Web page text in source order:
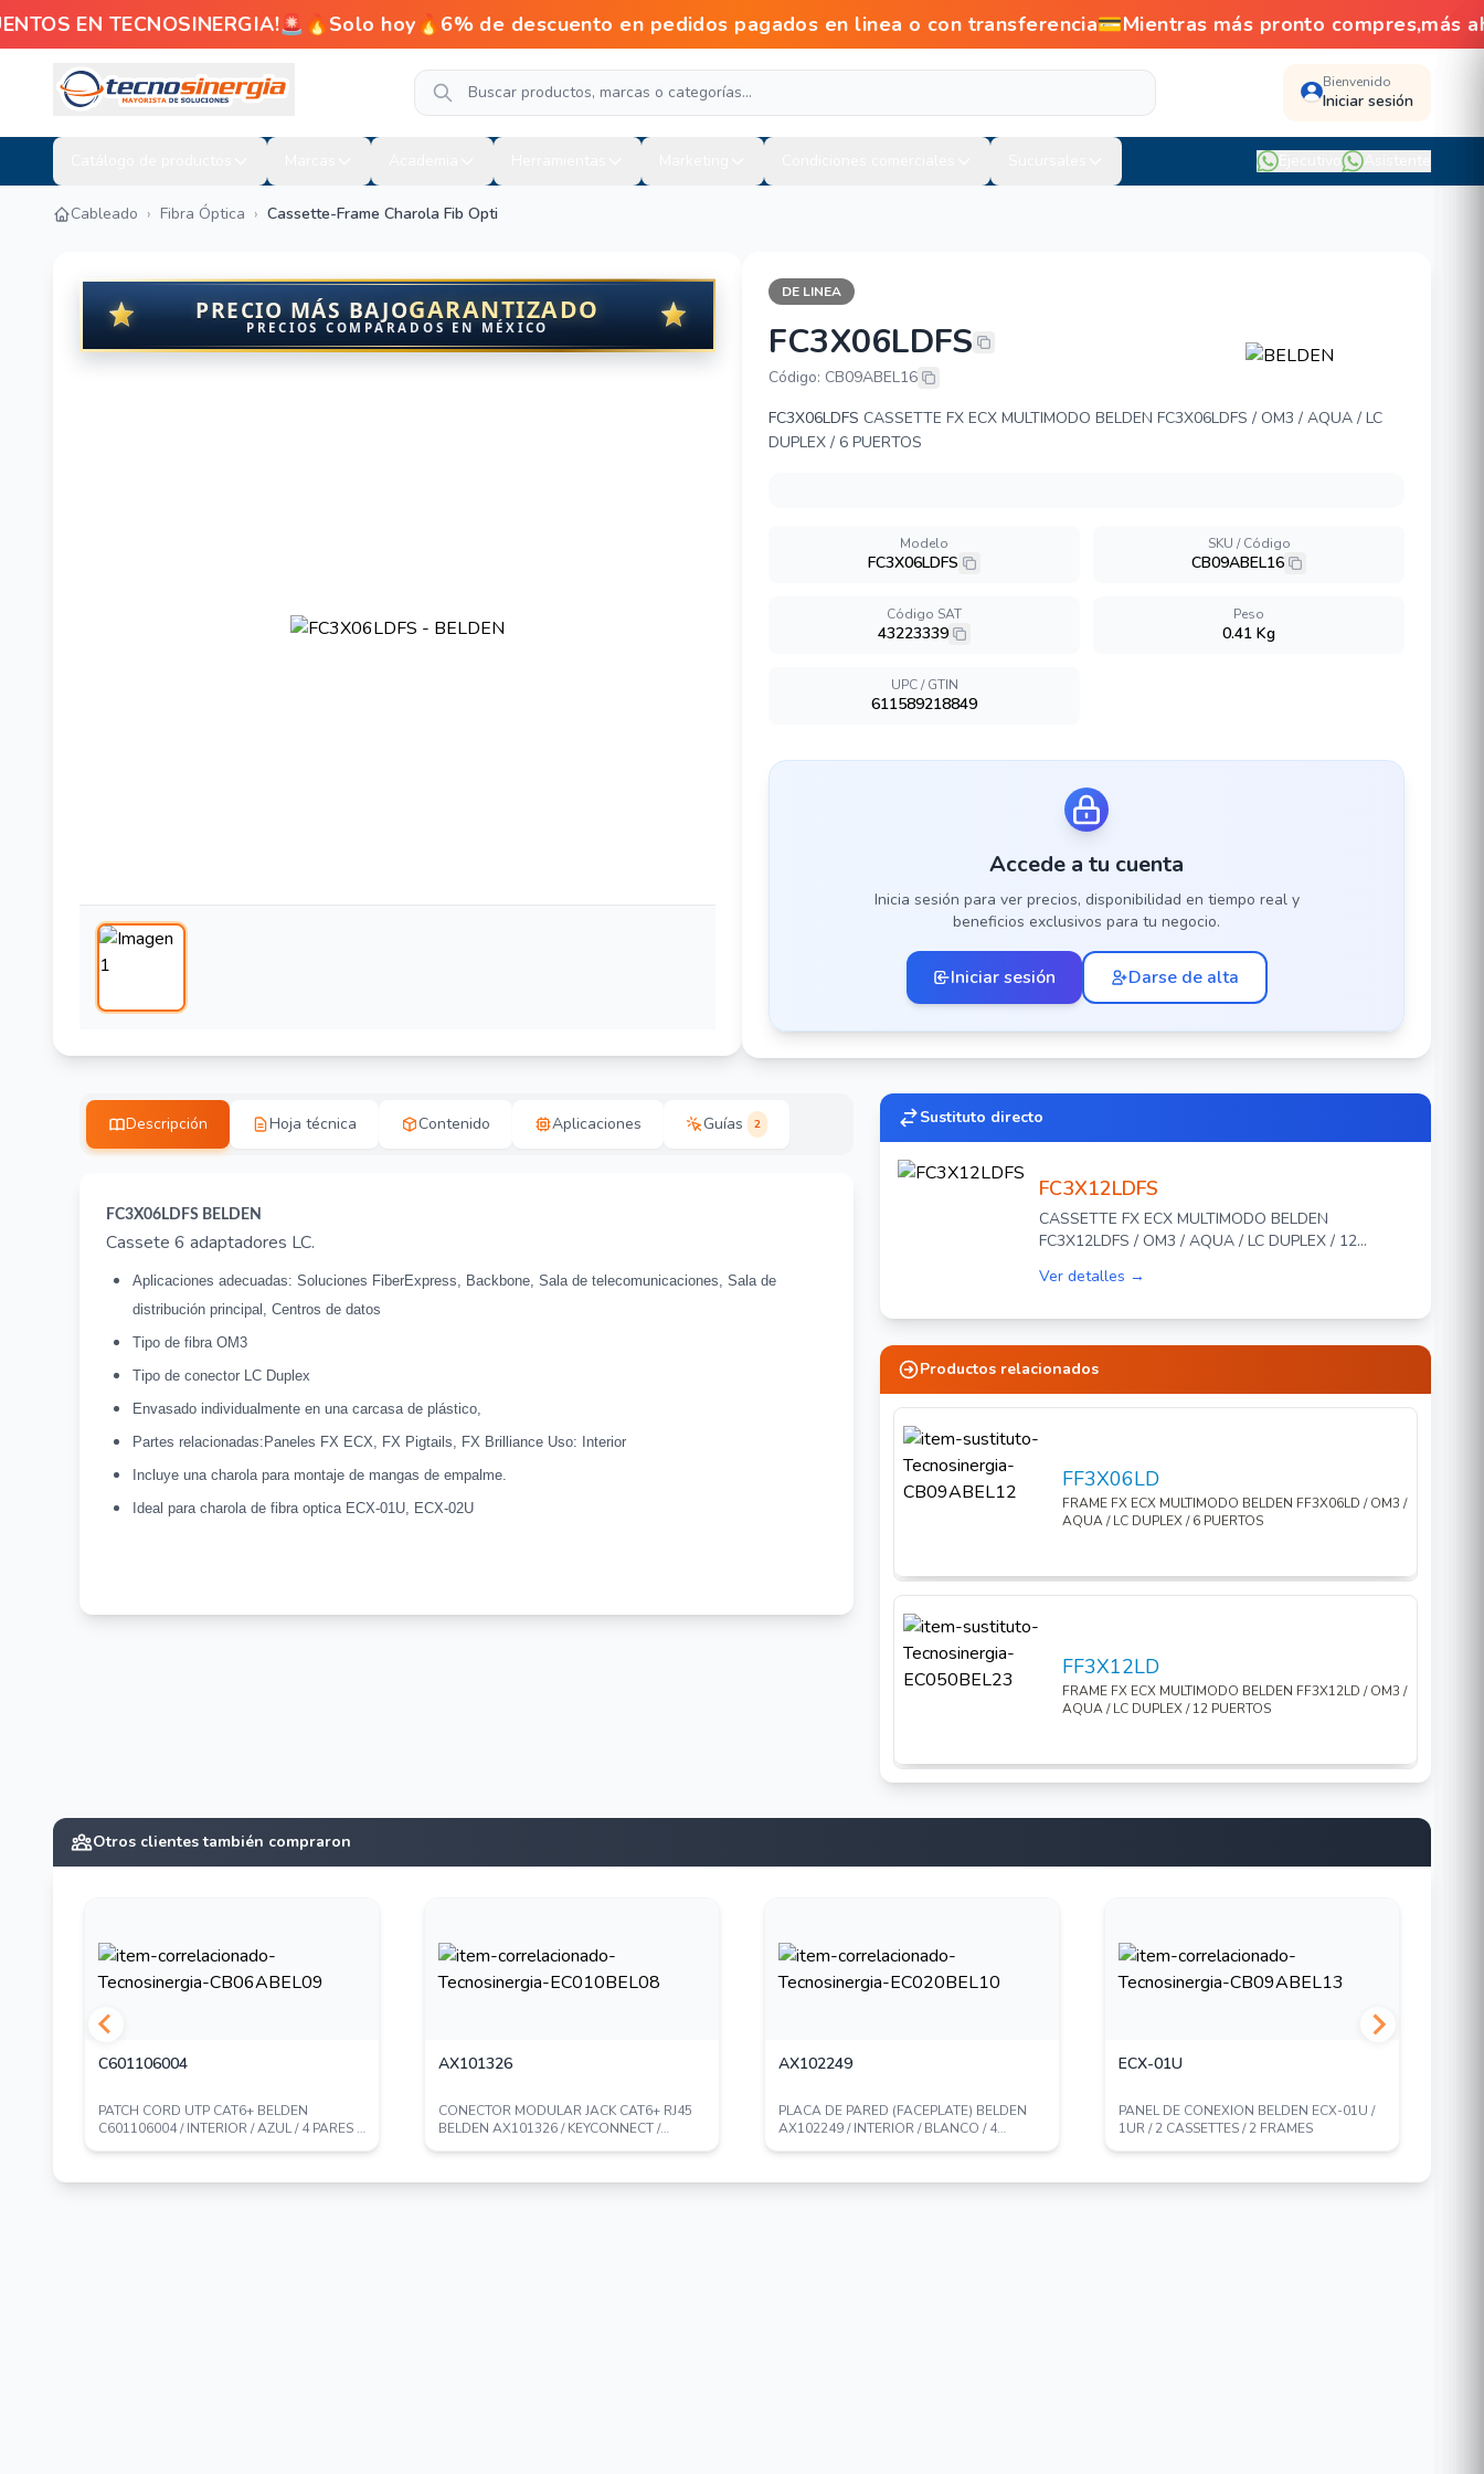
EN TECNOSINERGIA!🚨🔥Solo hoy🔥6% de descuento en pedidos pagados en linea o con transferencia💳Mientras más pronto compres,más
Bienvenido
Iniciar sesión
Cableado › Fibra Óptica › Cassette-Frame Charola Fib Opti
PRECIO MÁS BAJOGARANTIZADO
PRECIOS COMPARADOS EN MÉXICO
DE LINEA
BELDEN FC3X06LDFS
FC3X06LDFS
Código: CB09ABEL16
FC3X06LDFS CASSETTE FX ECX MULTIMODO BELDEN FC3X06LDFS / OM3 / AQUA / LC
DUPLEX / 6 PUERTOS
Modelo
FC3X06LDFS
SKU / Código
CB09ABEL16
Código SAT
43223339
Peso
0.41 Kg
UPC / GTIN
611589218849
Accede a tu cuenta
Inicia sesión para ver precios, disponibilidad en tiempo real y
beneficios exclusivos para tu negocio.
Iniciar sesión Darse de alta
Descripción Hoja técnica Contenido Aplicaciones Guías 2
FC3X06LDFS BELDEN
Cassete 6 adaptadores LC.
Aplicaciones adecuadas: Soluciones FiberExpress, Backbone, Sala de telecomunicaciones, Sala de
distribución principal, Centros de datos
Tipo de fibra OM3
Tipo de conector LC Duplex
Envasado individualmente en una carcasa de plástico,
Partes relacionadas:Paneles FX ECX, FX Pigtails, FX Brilliance Uso: Interior
Incluye una charola para montaje de mangas de empalme.
Ideal para charola de fibra optica ECX-01U, ECX-02U
Sustituto directo
FC3X12LDFS
CASSETTE FX ECX MULTIMODO BELDEN
FC3X12LDFS / OM3 / AQUA / LC DUPLEX / 12
Ver detalles →
Productos relacionados
FF3X06LD
FRAME FX ECX MULTIMODO BELDEN FF3X06LD / OM3 /
AQUA / LC DUPLEX / 6 PUERTOS
FF3X12LD
FRAME FX ECX MULTIMODO BELDEN FF3X12LD / OM3 /
AQUA / LC DUPLEX / 12 PUERTOS
Otros clientes también compraron
C601106004
PATCH CORD UTP CAT6+ BELDEN
C601106004 / INTERIOR / AZUL / 4 PARES /
AX101326
CONECTOR MODULAR JACK CAT6+ RJ45
BELDEN AX101326 / KEYCONNECT /
AX102249
PLACA DE PARED (FACEPLATE) BELDEN
AX102249 / INTERIOR / BLANCO / 4
ECX-01U
PANEL DE CONEXION BELDEN ECX-01U /
1UR / 2 CASSETTES / 2 FRAMES